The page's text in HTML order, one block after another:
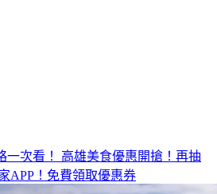
一次看！ 高雄美食優惠開搶！再抽
APP！免費領取優惠券